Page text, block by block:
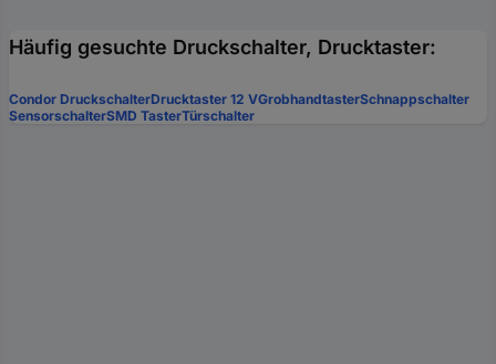
Häufig gesuchte Druckschalter, Drucktaster:
Condor DruckschalterDrucktaster 12 VGrobhandtasterSchnappschalter
SensorschalterSMD TasterTürschalter